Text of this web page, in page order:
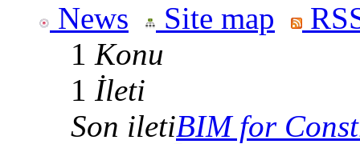
News
Site map
1 Konu
1 İleti
Son iletiBIM for